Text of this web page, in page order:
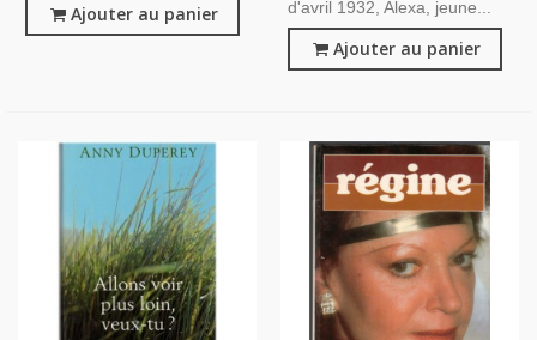
Ajouter au panier
d'avril 1932, Alexa, jeune...
Ajouter au panier